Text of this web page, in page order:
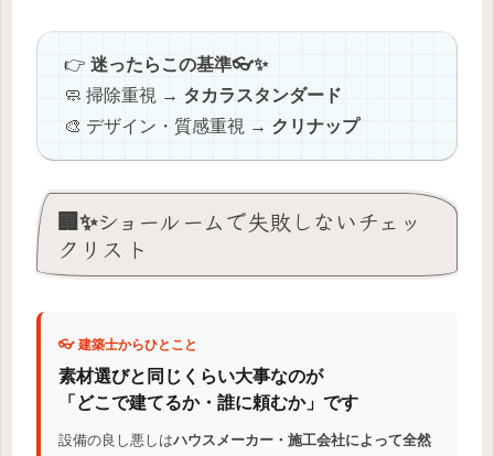
👉 迷ったらこの基準👓✨
🧼 掃除重視 → タカラスタンダード
🎨 デザイン・質感重視 → クリナップ
🏢✨ショールームで失敗しないチェッ
クリスト
👓 建築士からひとこと
素材選びと同じくらい大事なのが
「どこで建てるか・誰に頼むか」です
設備の良し悪しはハウスメーカー・施工会社によって全然